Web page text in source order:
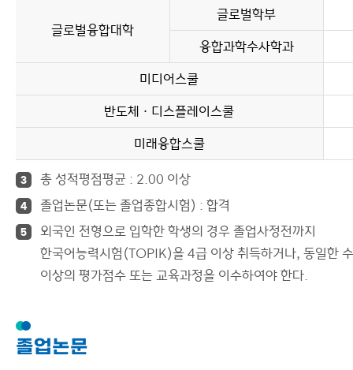
글로벌융합대학
글로벌학부
융합과학수사학과
미디어스쿨
반도체ㆍ디스플레이스쿨
미래융합스쿨
3 총 성적평점평균 : 2.00 이상
4 졸업논문(또는 졸업종합시험) : 합격
5
외국인 전형으로 입학한 학생의 경우 졸업사정전까지
한국어능력시험(TOPIK)을 4급 이상 취득하거나, 동일한
이상의 평가점수 또는 교육과정을 이수하여야 한다.
졸업논문